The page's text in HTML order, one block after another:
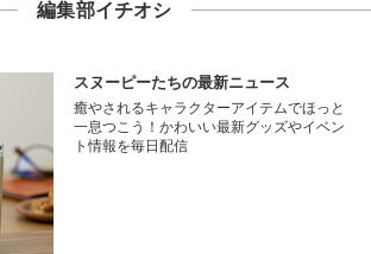
編集部イチオシ
スヌーピーたちの最新ニュース
癒やされるキャラクターアイテムでほっと
一息つこう！かわいい最新グッズやイベン
ト情報を毎日配信